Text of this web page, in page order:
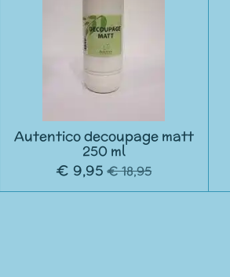
Autentico decoupage matt
250 ml
€ 9,95 € 18,95